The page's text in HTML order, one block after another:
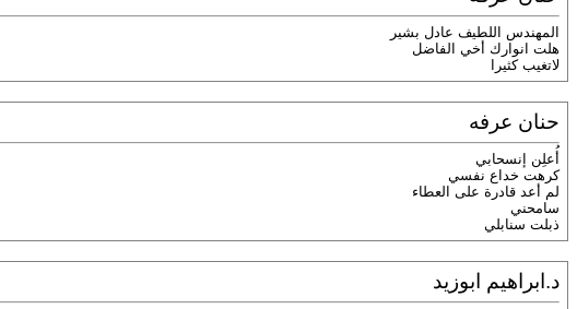
المهندس اللطيف عادل بشير
هلت انوارك أخي الفاضل
لاتغيب كثيرا
حنان عرفه
أُعلِن إنسحابي
كرهت خداع نفسي
لم أعد قادرة على العطاء
سامحني
ذبلت سنابلي
د.ابراهيم ابوزيد